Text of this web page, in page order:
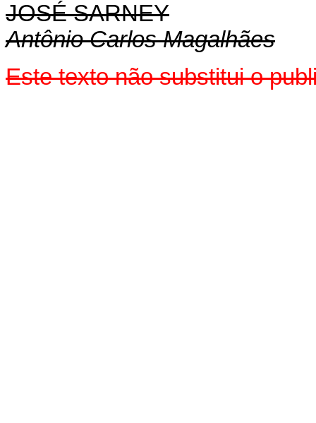
JOSÉ SARNEY
Antônio Carlos Magalhães
Este texto não substitui o